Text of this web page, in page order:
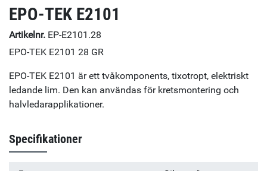
EPO-TEK E2101
Artikelnr. EP-E2101.28
EPO-TEK E2101 28 GR
EPO-TEK E2101 är ett tvåkomponents, tixotropt, elektriskt
ledande lim. Den kan användas för kretsmontering och
halvledarapplikationer.
Specifikationer